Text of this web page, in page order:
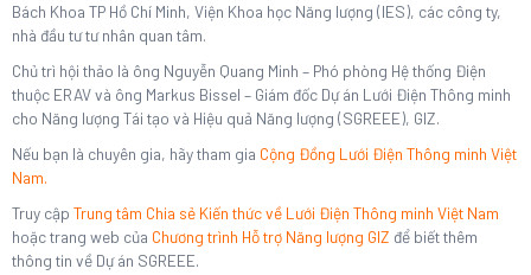
Bách Khoa TP Hồ Chí Minh, Viện Khoa học Năng lượng (IES), các công ty,
nhà đầu tư tư nhân quan tâm.
Chủ trì hội thảo là ông Nguyễn Quang Minh – Phó phòng Hệ thống Điện
thuộc ERAV và ông Markus Bissel – Giám đốc Dự án Lưới Điện Thông minh
cho Năng lượng Tái tạo và Hiệu quả Năng lượng (SGREEE), GIZ.
Nếu bạn là chuyên gia, hãy tham gia Cộng Đồng Lưới Điện Thông minh Việt
Nam.
Truy cập Trung tâm Chia sẻ Kiến thức về Lưới Điện Thông minh Việt Nam
hoặc trang web của Chương trình Hỗ trợ Năng lượng GIZ để biết thêm
thông tin về Dự án SGREEE.